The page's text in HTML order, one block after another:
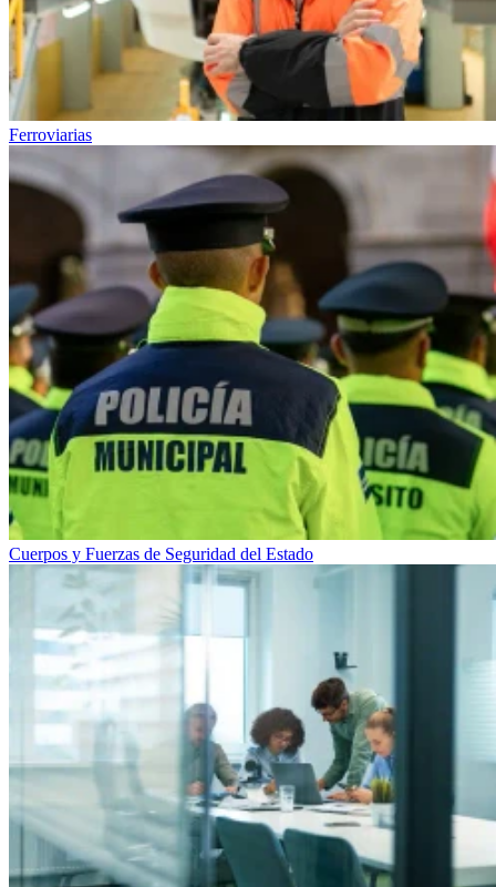
Ferroviarias
Cuerpos y Fuerzas de Seguridad del Estado